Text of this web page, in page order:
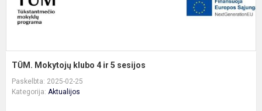
TŪM. Mokytojų klubo 4 ir 5 sesijos
Paskelbta: 2025-02-25
Kategorija: Aktualijos